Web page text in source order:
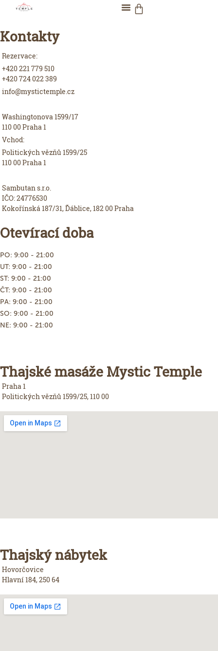
Kontakty
Rezervace:
+420 221 779 510
+420 724 022 389
info@mystictemple.cz
Washingtonova 1599/17
110 00 Praha 1
Vchod:
Politických vězňů 1599/25
110 00 Praha 1
Sambutan s.r.o.
IČO: 24776530
Kokořínská 187/31, Ďáblice, 182 00 Praha
Otevírací doba
PO: 9:00 - 21:00
UT: 9:00 - 21:00
ST: 9:00 - 21:00
ČT: 9:00 - 21:00
PA: 9:00 - 21:00
SO: 9:00 - 21:00
NE: 9:00 - 21:00
Thajské masáže Mystic Temple
Praha 1
Politických vězňů 1599/25, 110 00
Thajský nábytek
Hovorčovice
Hlavní 184, 250 64